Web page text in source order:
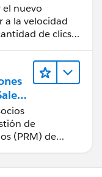
nuevo
a la velocidad
de clics
de
(PRM) de